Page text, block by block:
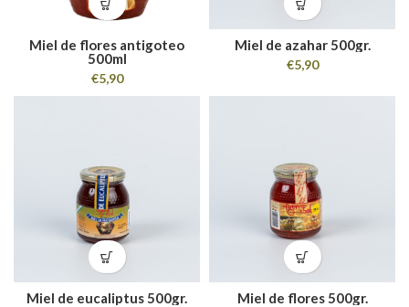
Miel de flores antigoteo
500ml
€5,90
Miel de azahar 500gr.
€5,90
Miel de eucaliptus 500gr. Miel de flores 500gr.